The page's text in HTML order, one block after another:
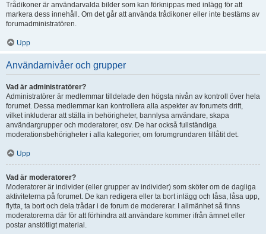
Trådikoner är användarvalda bilder som kan förknippas med inlägg för att
markera dess innehåll. Om det går att använda trådikoner eller inte bestäms av
forumadministratören.
Upp
Användarnivåer och grupper
Vad är administratörer?
Administratörer är medlemmar tilldelade den högsta nivån av kontroll över hela
forumet. Dessa medlemmar kan kontrollera alla aspekter av forumets drift,
vilket inkluderar att ställa in behörigheter, bannlysa användare, skapa
användargrupper och moderatorer, osv. De har också fullständiga
moderationsbehörigheter i alla kategorier, om forumgrundaren tillåtit det.
Upp
Vad är moderatorer?
Moderatorer är individer (eller grupper av individer) som sköter om de dagliga
aktiviteterna på forumet. De kan redigera eller ta bort inlägg och låsa, låsa upp,
flytta, ta bort och dela trådar i de forum de modererar. I allmänhet så finns
moderatorerna där för att förhindra att användare kommer ifrån ämnet eller
postar anstötligt material.